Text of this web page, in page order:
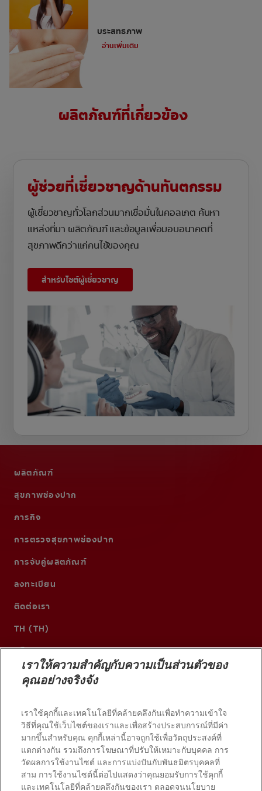
ประสิทธิภาพ
อ่านเพิ่มเติม
ผลิตภัณฑ์ที่เกี่ยวข้อง
ผู้ช่วยที่เชี่ยวชาญด้านทันตกรรม
ผู้เชี่ยวชาญทั่วโลกส่วนมากเชื่อมั่นในคอลเกต ค้นหา
แหล่งที่มา ผลิตภัณฑ์ และข้อมูลเพื่อมอบอนาคตที่
สุขภาพดีกว่าแก่คนไข้ของคุณ
สำหรับไซต์ผู้เชี่ยวชาญ
ผลิตภัณฑ์
สุขภาพช่องปาก
ภารกิจ
การตรวจสุขภาพช่องปาก
การจับคู่ผลิตภัณฑ์
ลงทะเบียน
ติดต่อเรา
TH (TH)
© 2026 บริษัท คอลเกต-ปาล์มโอลีฟ สงวนลิขสิทธิ์
เราให้ความสำคัญกับความเป็นส่วนตัวของ
คุณอย่างจริงจัง
เราใช้คุกกี้และเทคโนโลยีที่คล้ายคลึงกันเพื่อทำความเข้าใจ
วิธีที่คุณใช้เว็บไซต์ของเราและเพื่อสร้างประสบการณ์ที่มีค่า
มากขึ้นสำหรับคุณ คุกกี้เหล่านี้อาจถูกใช้เพื่อวัตถุประสงค์ที่
แตกต่างกัน รวมถึงการโฆษณาที่ปรับให้เหมาะกับบุคคล การ
วัดผลการใช้งานไซต์ และการแบ่งปันกับพันธมิตรบุคคลที่
สาม การใช้งานไซต์นี้ต่อไปแสดงว่าคุณยอมรับการใช้คุกกี้
และเทคโนโลยีที่คล้ายคลึงกันของเรา ตลอดจนนโยบาย